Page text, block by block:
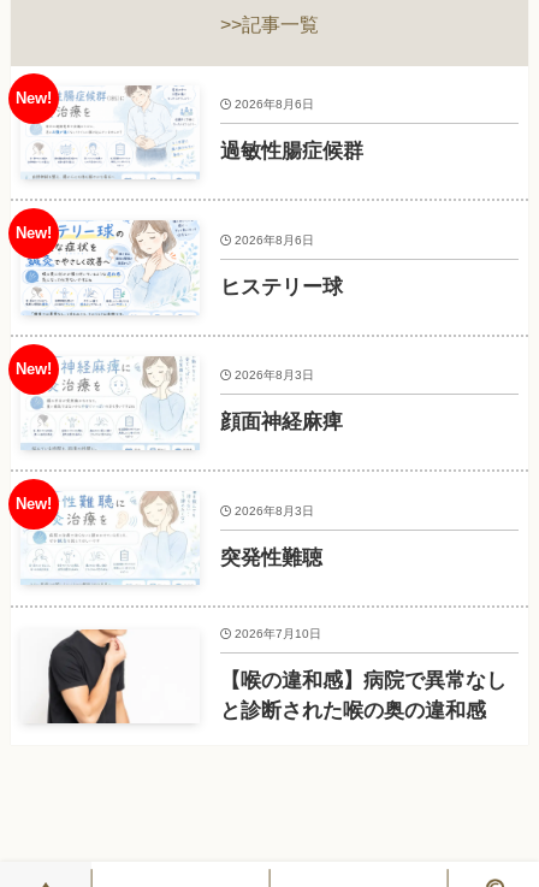
>>記事一覧
過敏性腸症候群
2026年8月6日
ヒステリー球
2026年8月6日
顔面神経麻痺
2026年8月3日
突発性難聴
2026年8月3日
【喉の違和感】病院で異常なし
と診断された喉の奥の違和感
2026年7月10日